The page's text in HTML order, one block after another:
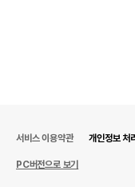
서비스 이용약관 개인정보 처
PC버전으로 보기